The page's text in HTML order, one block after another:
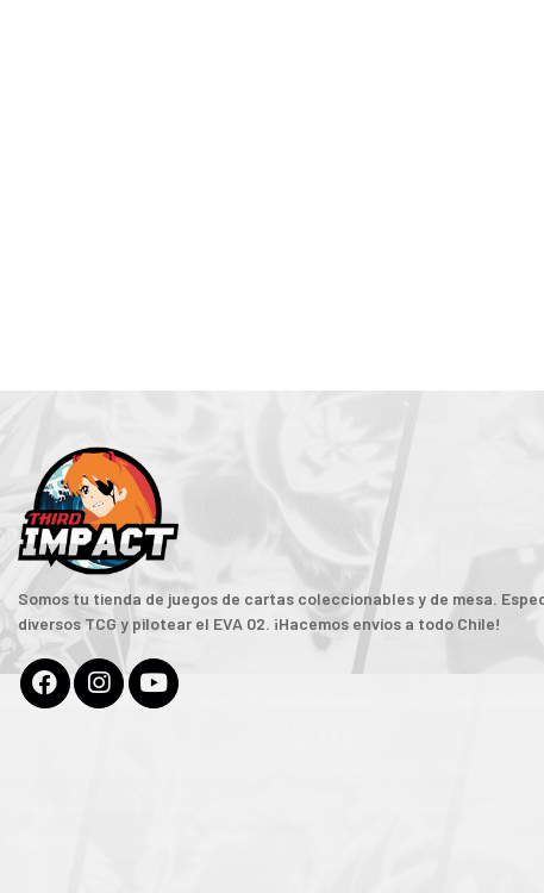
Somos tu tienda de juegos de cartas coleccionables y de mesa.
diversos TCG y pilotear el EVA 02. ¡Hacemos envíos a todo Chile!